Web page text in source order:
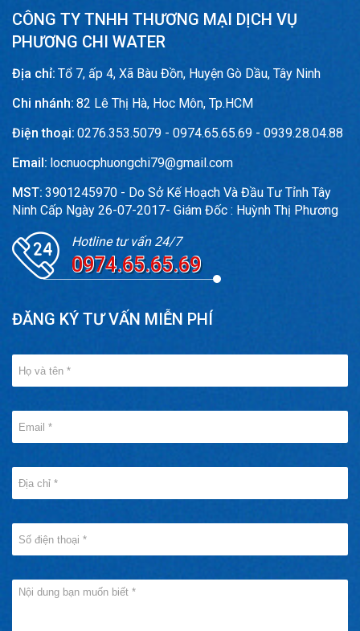
CÔNG TY TNHH THƯƠNG MẠI DỊCH VỤ
PHƯƠNG CHI WATER
Địa chỉ: Tổ 7, ấp 4, Xã Bàu Đồn, Huyện Gò Dầu, Tây Ninh
Chi nhánh: 82 Lê Thị Hà, Hoc Môn, Tp.HCM
Điện thoại: 0276.353.5079 - 0974.65.65.69 - 0939.28.04.88
Email: locnuocphuongchi79@gmail.com
MST: 3901245970 - Do Sở Kế Hoạch Và Đầu Tư Tỉnh Tây
Ninh Cấp Ngày 26-07-2017- Giám Đốc : Huỳnh Thị Phương
Hotline tư vấn 24/7
0974.65.65.69
ĐĂNG KÝ TƯ VẤN MIỄN PHÍ